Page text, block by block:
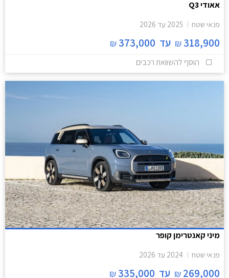
אאודי Q3
פנאי שטח 2025 עד 2026
318,900
₪ עד 373,000
₪
הוסף להשוואת רכבים
מיני קאנטרימן קופר
פנאי שטח 2024 עד 2026
269,000
₪ עד 335,000
₪